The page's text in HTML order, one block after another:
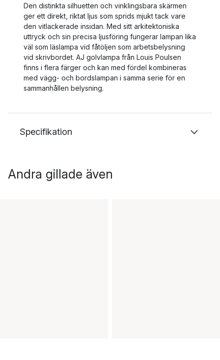
Den distinkta silhuetten och vinklingsbara skärmen
ger ett direkt, riktat ljus som sprids mjukt tack vare
den vitlackerade insidan. Med sitt arkitektoniska
uttryck och sin precisa ljusföring fungerar lampan lika
väl som läslampa vid fåtöljen som arbetsbelysning
vid skrivbordet. AJ golvlampa från Louis Poulsen
finns i flera färger och kan med fördel kombineras
med vägg- och bordslampan i samma serie för en
sammanhållen belysning.
Specifikation
Andra gillade även